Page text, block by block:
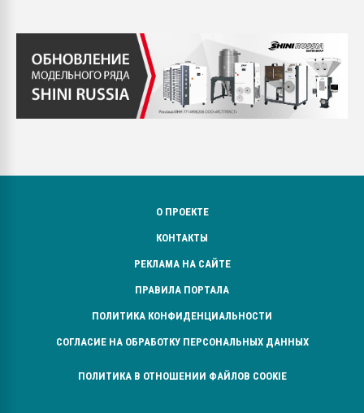
О ПРОЕКТЕ
КОНТАКТЫ
РЕКЛАМА НА САЙТЕ
ПРАВИЛА ПОРТАЛА
ПОЛИТИКА КОНФИДЕНЦИАЛЬНОСТИ
СОГЛАСИЕ НА ОБРАБОТКУ ПЕРСОНАЛЬНЫХ ДАННЫХ
ПОЛИТИКА В ОТНОШЕНИИ ФАЙЛОВ COOKIE